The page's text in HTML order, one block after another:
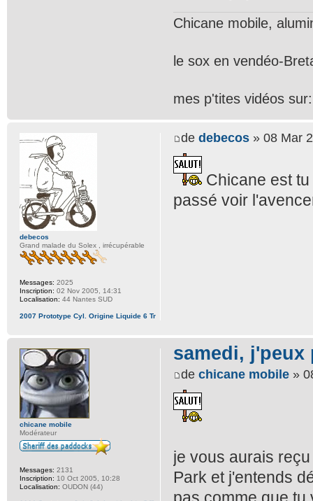
Chicane mobile,
le sox en vendéo-
mes p'tites vidéos
de debecos » 08 Mar
Chicane est
passé voir
debecos
Grand malade du Solex , irrécupérable
Messages: 2025
Inscription: 02 Nov 2005, 14:31
Localisation: 44 Nantes SUD
2007 Prototype Cyl. Origine Liquide 6 Tr
samedi, j'peux
de chicane mobile »
je vous aurais
Park et j'entends
pas comme que tu
chicane mobile
Modérateur
Messages: 2131
Inscription: 10 Oct 2005, 10:28
Localisation: OUDON (44)